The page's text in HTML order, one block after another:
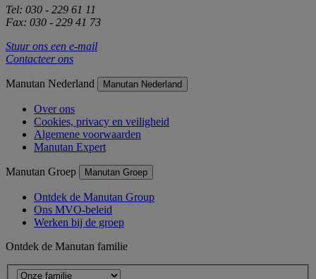
Tel: 030 - 229 61 11
Fax: 030 - 229 41 73
Stuur ons een e-mail
Contacteer ons
Manutan Nederland Manutan Nederland
Over ons
Cookies, privacy en veiligheid
Algemene voorwaarden
Manutan Expert
Manutan Groep Manutan Groep
Ontdek de Manutan Group
Ons MVO-beleid
Werken bij de groep
Ontdek de Manutan familie